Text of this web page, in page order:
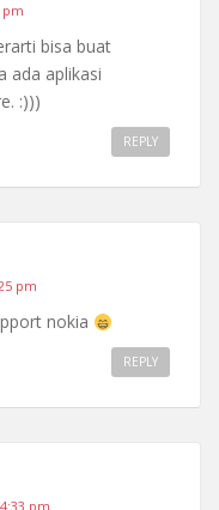
pm
bisa buat
ada aplikasi
:)))
REPLY
pm
nokia
REPLY
pm